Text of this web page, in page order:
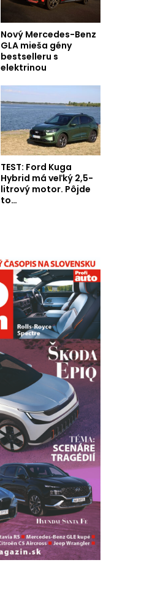
Nový Mercedes-Benz
GLA mieša gény
bestselleru s
elektrinou
TEST: Ford Kuga
Hybrid má veľký 2,5-
litrový motor. Pôjde
to…